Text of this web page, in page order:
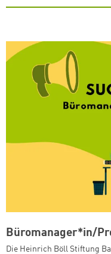
Büromanager*in/
Die Heinrich Böll Stiftung